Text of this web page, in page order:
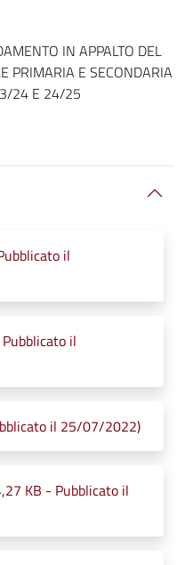
IN APPALTO DEL
PRIMARIA E SECONDARIA
24 E 24/25
il
il
il 25/07/2022)
KB - Pubblicato il